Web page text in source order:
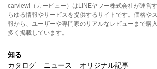
carview!（カービュー）はLINEヤフー株式会社が運営
らゆる情報やサービスを提供するサイトです。価格や
報から、ユーザーや専門家のリアルなレビューまで購
多く掲載しています。
知る
カタログ
ニュース オリジナル記事